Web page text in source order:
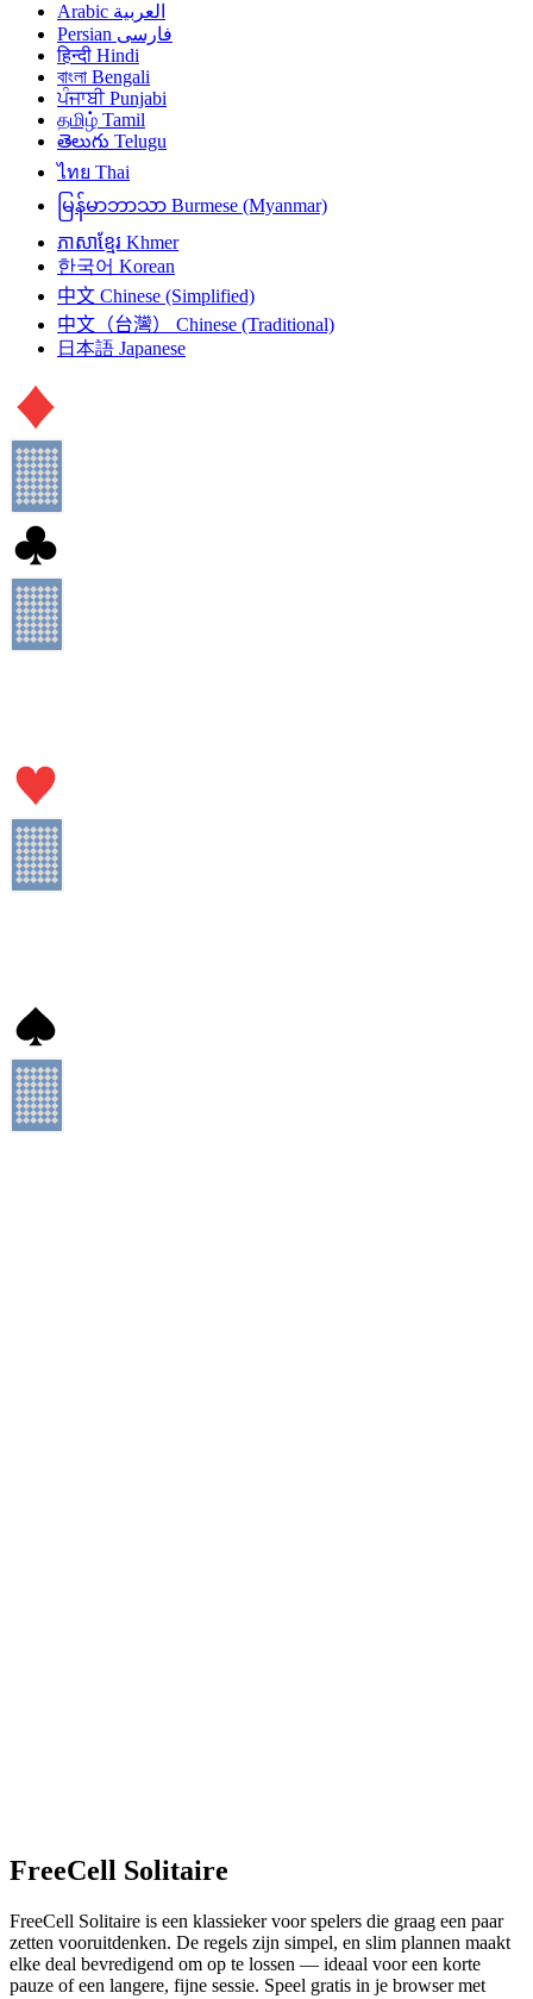
العربية Arabic
فارسی Persian
हिन्दी Hindi
বাংলা Bengali
ਪੰਜਾਬੀ Punjabi
தமிழ் Tamil
తెలుగు Telugu
ไทย Thai
မြန်မာဘာသာ Burmese (Myanmar)
ភាសាខ្មែរ Khmer
한국어 Korean
中文 Chinese (Simplified)
中文（台灣）
Chinese (Traditional)
日本語 Japanese
FreeCell Solitaire
FreeCell Solitaire is een klassieker voor spelers die graag een paar
zetten vooruitdenken. De regels zijn simpel, en slim plannen maakt
elke deal bevredigend om op te lossen — ideaal voor een korte
pauze of een langere, fijne sessie. Speel gratis in je browser met